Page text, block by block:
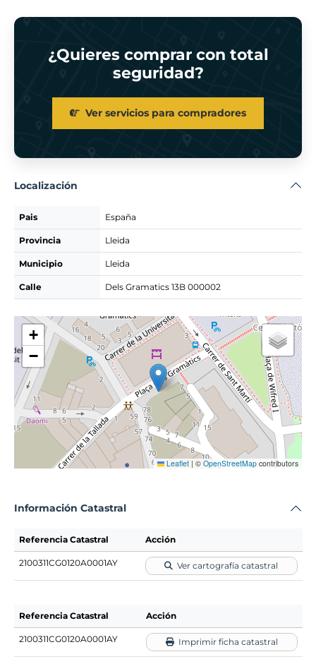
¿Quieres comprar con total
seguridad?
Ver servicios para compradores
Localización
Pais España
Provincia Lleida
Municipio Lleida
Calle Dels Gramatics 13B 000002
+
−
Leaflet | © OpenStreetMap contributors
Información Catastral
Referencia Catastral Acción
2100311CG0120A0001AY Ver cartografía catastral
Referencia Catastral Acción
2100311CG0120A0001AY Imprimir ficha catastral